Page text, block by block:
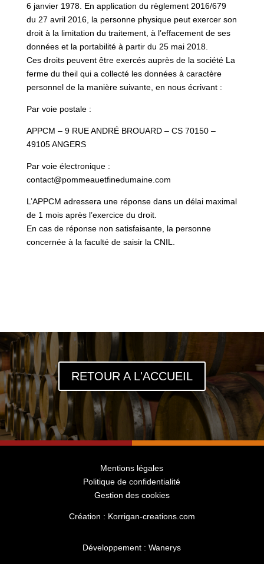
6 janvier 1978. En application du règlement 2016/679
du 27 avril 2016, la personne physique peut exercer son
droit à la limitation du traitement, à l’effacement de ses
données et la portabilité à partir du 25 mai 2018.
Ces droits peuvent être exercés auprès de la société La
ferme du theil qui a collecté les données à caractère
personnel de la manière suivante, en nous écrivant :
Par voie postale :
APPCM – 9 RUE ANDRÉ BROUARD – CS 70150 –
49105 ANGERS
Par voie électronique :
contact@pommeauetfinedumaine.com
L’APPCM adressera une réponse dans un délai maximal
de 1 mois après l’exercice du droit.
En cas de réponse non satisfaisante, la personne
concernée à la faculté de saisir la CNIL.
RETOUR A L'ACCUEIL
Mentions légales
Politique de confidentialité
Gestion des cookies
Création : Korrigan-creations.com
Développement : Wanerys